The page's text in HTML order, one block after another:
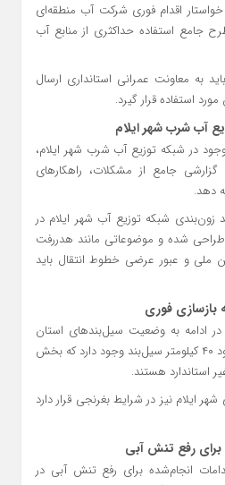
خواستار اقدام فوری شرکت آب منطقه‌ای
جامع استفاده حداکثری از منابع آب
به معاونت عمرانی استانداری ارسال
استفاده قرار گیرد.
آب شرب شهر ایلام
در شبکه توزیع آب شرب شهر ایلام،
جامع از مشکلات، راهکارهای
دهد.
شبکه توزیع آب شهر ایلام در
قالب ۱۰ زون با افق سال ۱۴۲۵ طراحی شده و موضوعاتی مانند هدررفت
و عبور عرضی خطوط انتقال باید
بازسازی فوری
در ادامه به وضعیت سیل‌بندهای استان
اشاره کرد و گفت: در استان حدود ۴۰ کیلومتر سیل‌بند وجود دارد که بخش
استاندارد هستند.
ایلام نیز در شرایط بغرنجی قرار دارد
برای رفع تنش آبی
انجام‌شده برای رفع تنش آبی در